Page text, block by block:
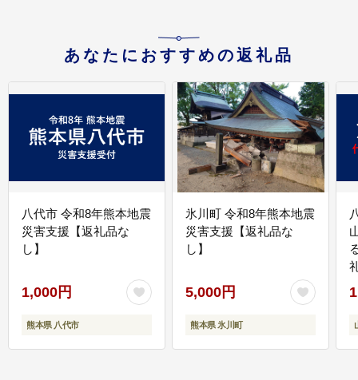
あなたにおすすめの返礼品
八代市 令和8年熊本地震
災害支援【返礼品な
し】
1,000円
熊本県 八代市
氷川町 令和8年熊本地震
災害支援【返礼品な
し】
5,000円
熊本県 氷川町